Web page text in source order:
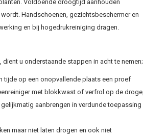
Voldoende droogtijd aanhouden
Handschoenen, gezichtsbeschermer en
en bij hogedrukreiniging dragen.
u onderstaande stappen in acht te nemen;
tijde op een onopvallende plaats een proef
met blokkwast of verfrol op de droge,
aanbrengen in verdunde toepassing
maar niet laten drogen en ook niet